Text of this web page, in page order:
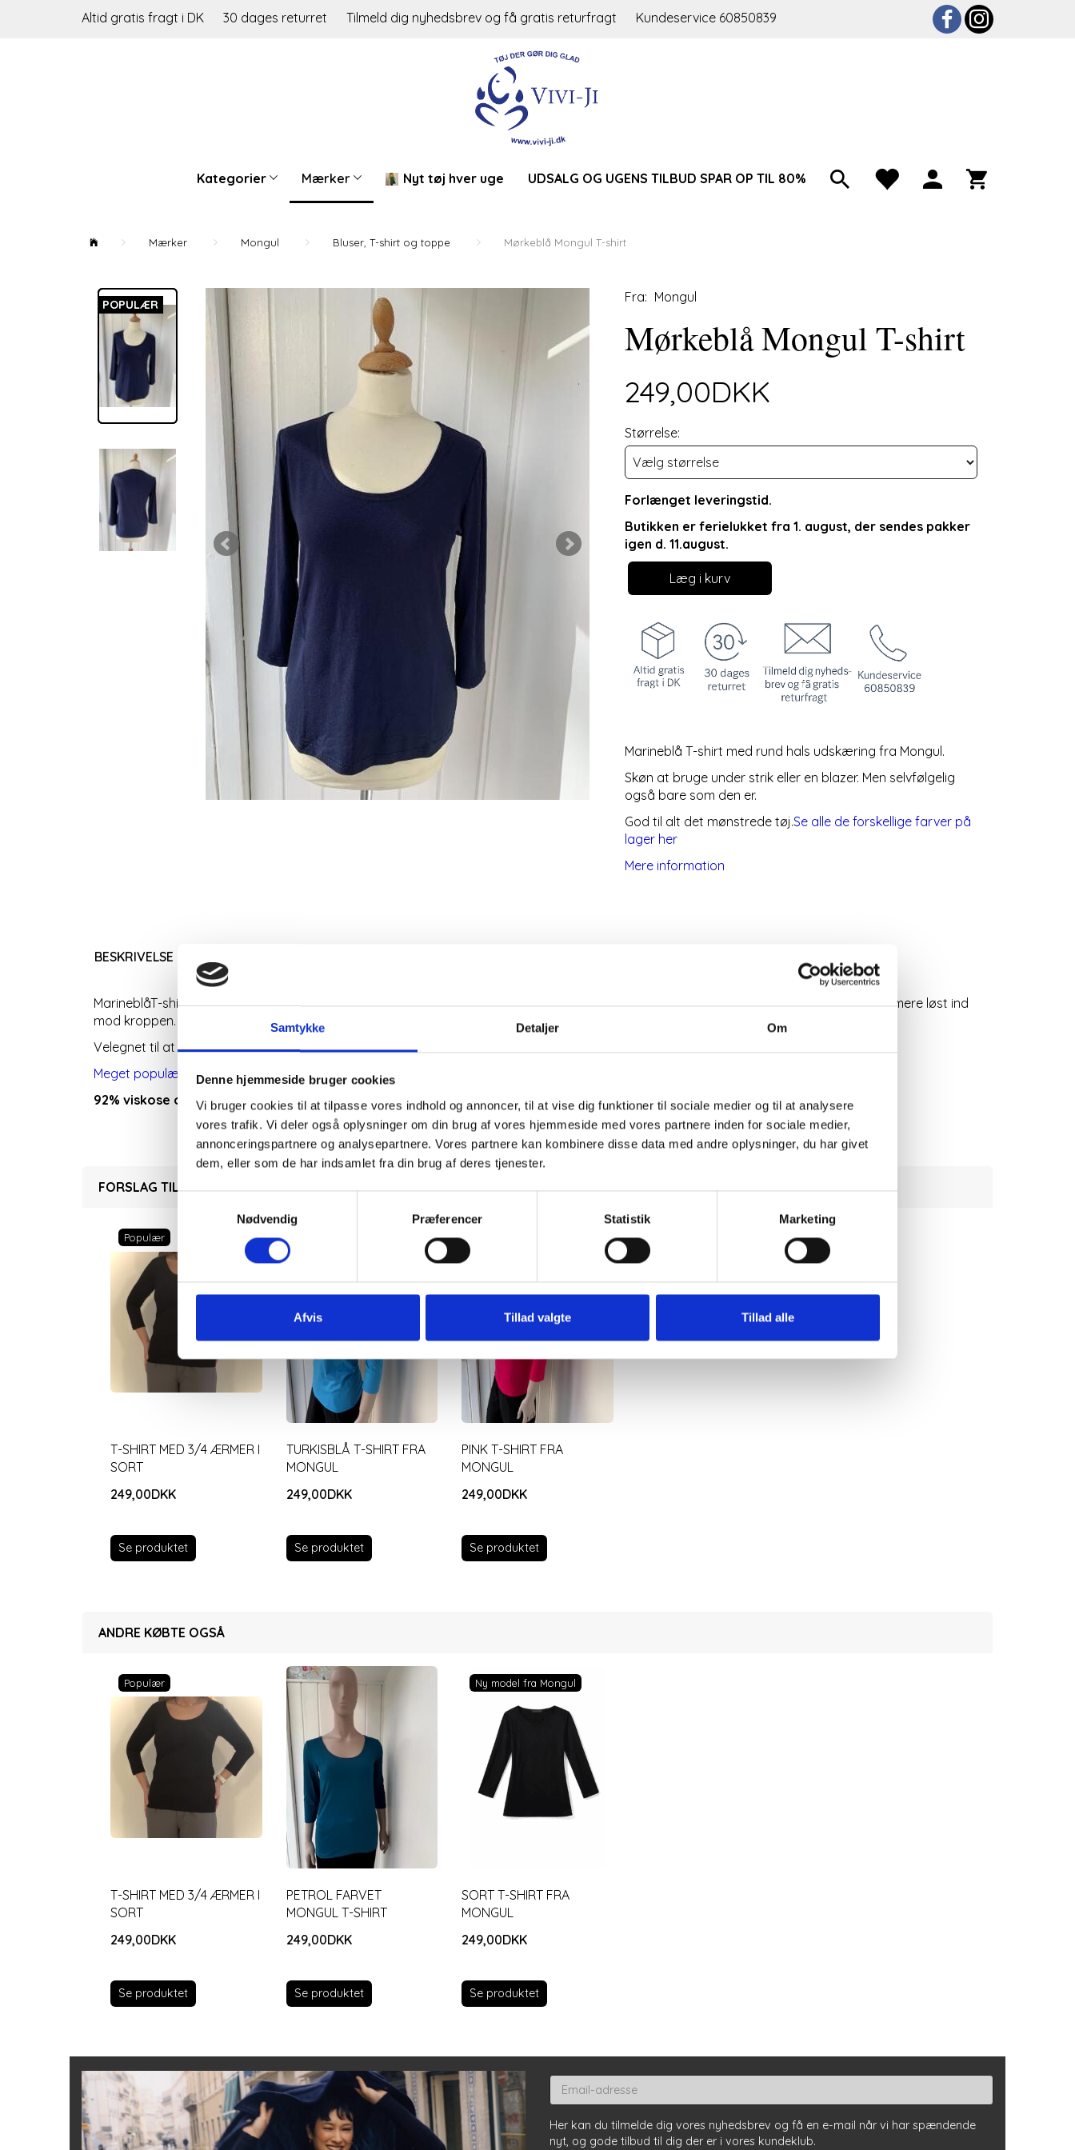
Samtykke Detaljer Om
Denne hjemmeside bruger cookies
Vi bruger cookies til at tilpasse vores indhold og annoncer, til at vise dig funktioner til sociale medier og til at analysere
vores trafik. Vi deler også oplysninger om din brug af vores hjemmeside med vores partnere inden for sociale medier,
annonceringspartnere og analysepartnere. Vores partnere kan kombinere disse data med andre oplysninger, du har givet
dem, eller som de har indsamlet fra din brug af deres tjenester.
Nødvendig
Præferencer Statistik Marketing
Afvis Tillad valgte Tillad alle
Altid gratis fragt i DK 30 dages returret Tilmeld dig nyhedsbrev og få gratis returfragt Kundeservice 60850839
Kategorier Mærker Nyt tøj hver uge UDSALG OG UGENS TILBUD SPAR OP TIL 80%
Mærker Mongul Bluser, T-shirt og toppe Mørkeblå Mongul T-shirt
POPULÆR Fra: Mongul
Mørkeblå Mongul T-shirt
249,00DKK
Størrelse:
Forlænget leveringstid.
Butikken er ferielukket fra 1. august, der sendes pakker
igen d. 11.august.
Læg i kurv
Marineblå T-shirt med rund hals udskæring fra Mongul.
Skøn at bruge under strik eller en blazer. Men selvfølgelig
også bare som den er.
God til alt det mønstrede tøj.Se alle de forskellige farver på
lager her
Mere information
BESKRIVELSE
MarineblåT-shirt med rund hals og 3/4 ærmer. Denne bluse sidder ind til kroppen. Du kan vælge den en størrelse større så den sidder lidt mere løst ind
mod kroppen.
Velegnet til at have under noget andet tøj eller bare som almindelig bluse. Kan vaskes i det uendelige og bliver ved med at være pæn!
Meget populær model, findes i flere forskellige farver.
92% viskose og 8% elastan, kan vaskes i maskine med vrangen ud på 40 grader.
FORSLAG TIL DIG
Populær
T-SHIRT MED 3/4 ÆRMER I
SORT
249,00DKK
Se produktet
TURKISBLÅ T-SHIRT FRA
MONGUL
249,00DKK
Se produktet
PINK T-SHIRT FRA
MONGUL
249,00DKK
Se produktet
ANDRE KØBTE OGSÅ
Populær
T-SHIRT MED 3/4 ÆRMER I
SORT
249,00DKK
Se produktet
PETROL FARVET
MONGUL T-SHIRT
249,00DKK
Se produktet
Ny model fra Mongul
SORT T-SHIRT FRA
MONGUL
249,00DKK
Se produktet
Email-
adresse
Her kan du tilmelde dig vores nyhedsbrev og få en e-mail når vi har spændende
nyt, og gode tilbud til dig der er i vores kundeklub.